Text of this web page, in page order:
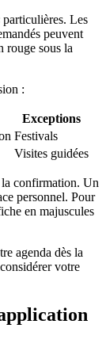
particulières. Les
peuvent
rouge sous la
:
Exceptions
Festivals
Visites guidées
la confirmation. Un
personnel. Pour
en majuscules
agenda dès la
votre